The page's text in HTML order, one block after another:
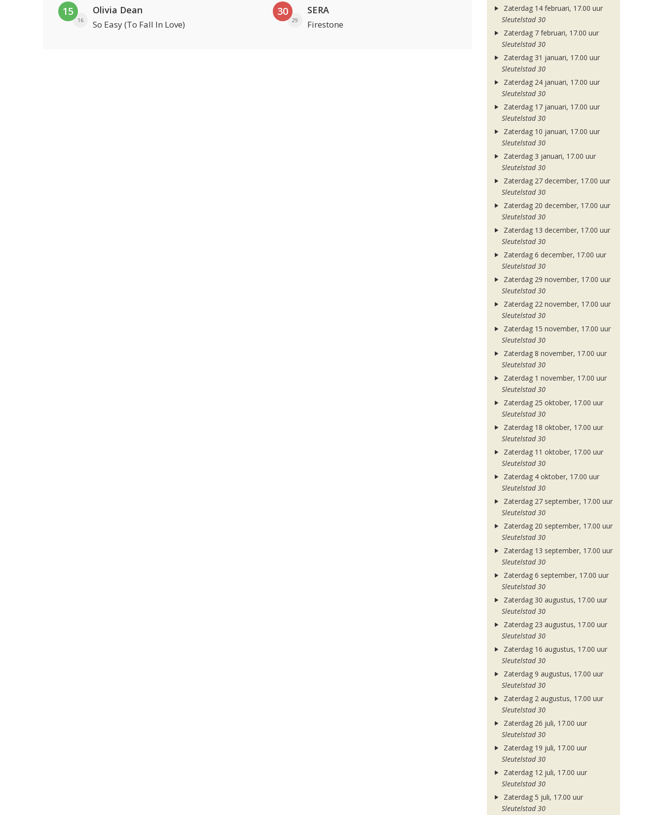
15
16
Olivia Dean
So Easy (To Fall In Love)
30
29
SERA
Firestone
Zaterdag 14 februari, 17.00 uur
Sleutelstad 30
Zaterdag 7 februari, 17.00 uur
Sleutelstad 30
Zaterdag 31 januari, 17.00 uur
Sleutelstad 30
Zaterdag 24 januari, 17.00 uur
Sleutelstad 30
Zaterdag 17 januari, 17.00 uur
Sleutelstad 30
Zaterdag 10 januari, 17.00 uur
Sleutelstad 30
Zaterdag 3 januari, 17.00 uur
Sleutelstad 30
Zaterdag 27 december, 17.00 uur
Sleutelstad 30
Zaterdag 20 december, 17.00 uur
Sleutelstad 30
Zaterdag 13 december, 17.00 uur
Sleutelstad 30
Zaterdag 6 december, 17.00 uur
Sleutelstad 30
Zaterdag 29 november, 17.00 uur
Sleutelstad 30
Zaterdag 22 november, 17.00 uur
Sleutelstad 30
Zaterdag 15 november, 17.00 uur
Sleutelstad 30
Zaterdag 8 november, 17.00 uur
Sleutelstad 30
Zaterdag 1 november, 17.00 uur
Sleutelstad 30
Zaterdag 25 oktober, 17.00 uur
Sleutelstad 30
Zaterdag 18 oktober, 17.00 uur
Sleutelstad 30
Zaterdag 11 oktober, 17.00 uur
Sleutelstad 30
Zaterdag 4 oktober, 17.00 uur
Sleutelstad 30
Zaterdag 27 september, 17.00 uur
Sleutelstad 30
Zaterdag 20 september, 17.00 uur
Sleutelstad 30
Zaterdag 13 september, 17.00 uur
Sleutelstad 30
Zaterdag 6 september, 17.00 uur
Sleutelstad 30
Zaterdag 30 augustus, 17.00 uur
Sleutelstad 30
Zaterdag 23 augustus, 17.00 uur
Sleutelstad 30
Zaterdag 16 augustus, 17.00 uur
Sleutelstad 30
Zaterdag 9 augustus, 17.00 uur
Sleutelstad 30
Zaterdag 2 augustus, 17.00 uur
Sleutelstad 30
Zaterdag 26 juli, 17.00 uur
Sleutelstad 30
Zaterdag 19 juli, 17.00 uur
Sleutelstad 30
Zaterdag 12 juli, 17.00 uur
Sleutelstad 30
Zaterdag 5 juli, 17.00 uur
Sleutelstad 30